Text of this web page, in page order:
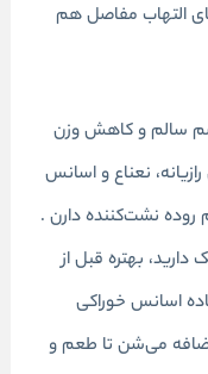
التهاب مفاصل هم
سالم و کاهش وزن
نعناع و اسانس
روده نشت‌کننده دارن .
دارید، بهتره قبل از
اسانس خوراکی
می‌شن تا طعم و